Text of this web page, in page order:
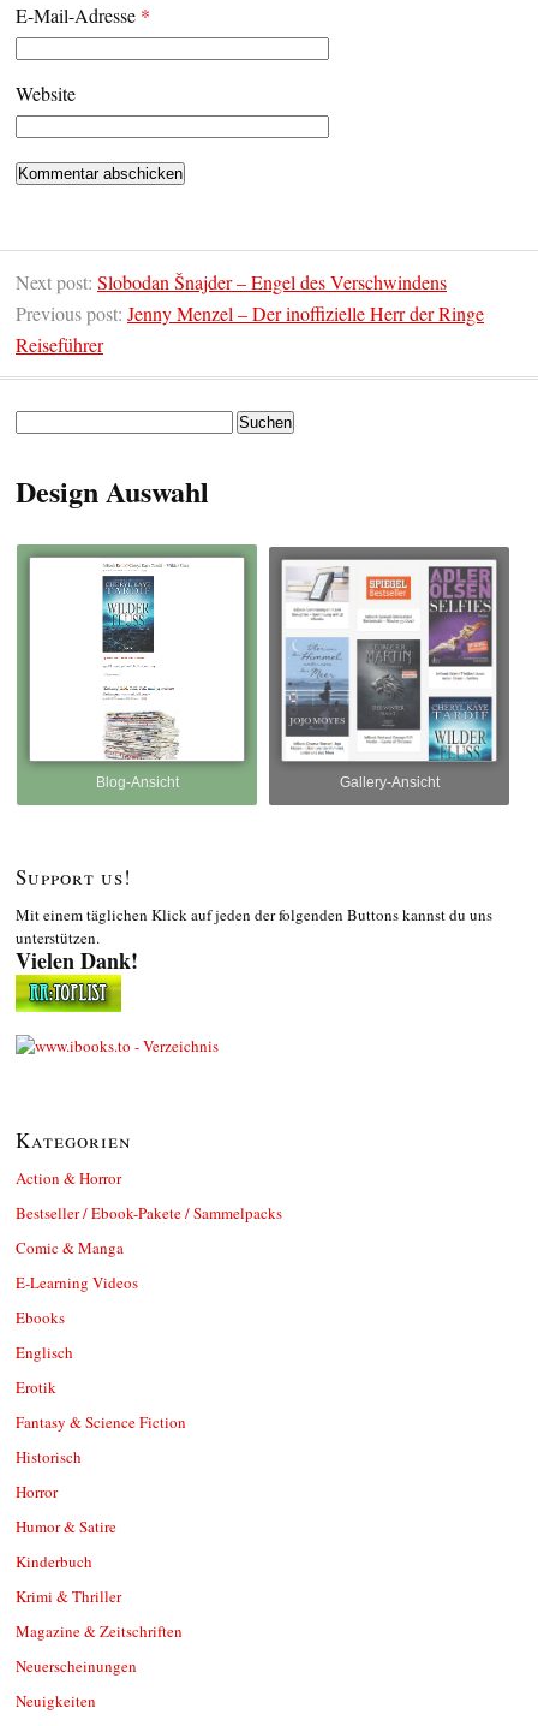
E-Mail-Adresse *
Website
Next post: Slobodan Šnajder – Engel des Verschwindens
Previous post: Jenny Menzel – Der inoffizielle Herr der Ringe
Reiseführer
Design Auswahl
Blog-Ansicht Gallery-Ansicht
Support us!
Mit einem täglichen Klick auf jeden der folgenden Buttons kannst du uns
unterstützen.
Vielen Dank!
Kategorien
Action & Horror
Bestseller / Ebook-Pakete / Sammelpacks
Comic & Manga
E-Learning Videos
Ebooks
Englisch
Erotik
Fantasy & Science Fiction
Historisch
Horror
Humor & Satire
Kinderbuch
Krimi & Thriller
Magazine & Zeitschriften
Neuerscheinungen
Neuigkeiten